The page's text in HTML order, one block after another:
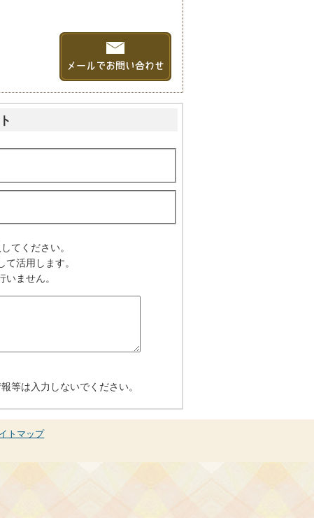
てください。
活用します。
ません。
等は入力しないでください。
トマップ